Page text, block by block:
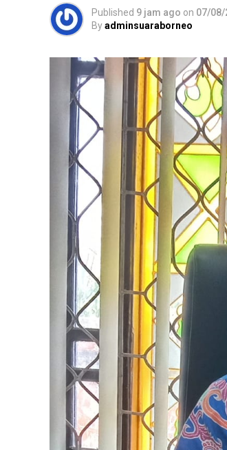
Published 9 jam ago on 07/08/
Byadminsuaraborneo